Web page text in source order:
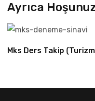
Ayrıca
Mks Ders Takip